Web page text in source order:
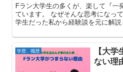
Fラン大学生の多くが、楽して『一
ています。 なぜそんな思考になっ
学生だった私から経験談を元に解説
学歴、職歴
【大
ない理